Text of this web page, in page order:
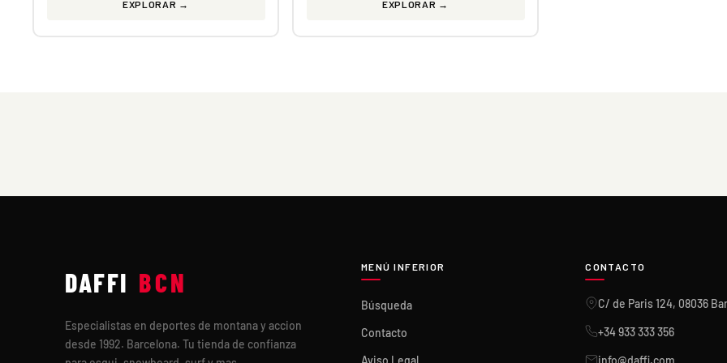
EXPLORAR → EXPLORAR →
DAFFI BCN
Especialistas en deportes de montana y accion
desde 1992. Barcelona. Tu tienda de confianza
MENÚ INFERIOR
Búsqueda
Contacto
Aviso Legal
CONTACTO
C/ de Paris 124, 08036
+34 933 333 356
info@daffi.com